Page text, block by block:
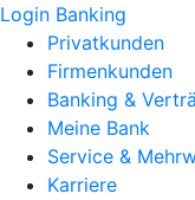
Login Banking
Privatkunden
Firmenkunden
Banking &
Meine Bank
Service &
Karriere